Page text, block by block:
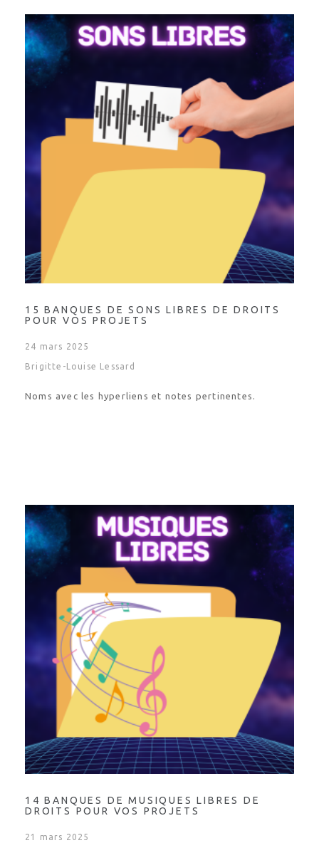
15 BANQUES DE SONS LIBRES DE DROITS
POUR VOS PROJETS
24 mars 2025
Brigitte-Louise Lessard
Noms avec les hyperliens et notes pertinentes.
14 BANQUES DE MUSIQUES LIBRES DE
DROITS POUR VOS PROJETS
21 mars 2025